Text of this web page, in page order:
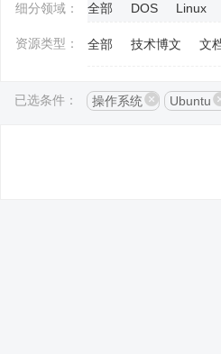
细分领域： 全部 DOS Linux
资源类型： 全部 技术博文 文
已选条件： 操作系统 Ubuntu